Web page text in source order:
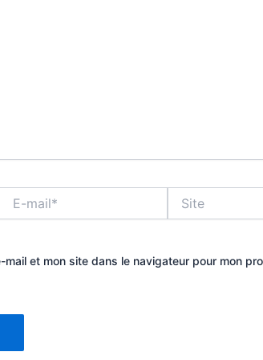
mail*
mail et mon site dans le navigateur pour mon